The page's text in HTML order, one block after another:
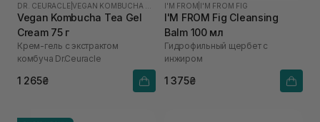
DR. CEURACLE |
Vegan Kombucha Tea Gel
Cream 75 г
Крем-гель с экстрактом
комбуча Dr.Ceuracle
1 265₴
I'M FROM I'M FROM FIG
I'M FROM Fig Cleansing
Balm 100 мл
Гидрофильный щербет с
инжиром
1 375₴